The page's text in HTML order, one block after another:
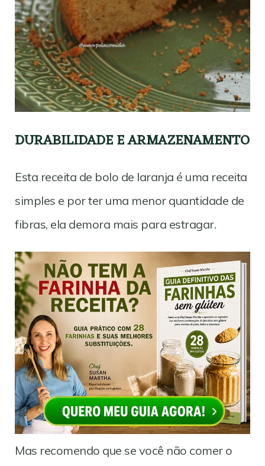
DURABILIDADE E ARMAZENAMENTO
Esta receita de bolo de laranja é uma receita
simples e por ter uma menor quantidade de
fibras, ela demora mais para estragar.
Mas recomendo que se você não comer o